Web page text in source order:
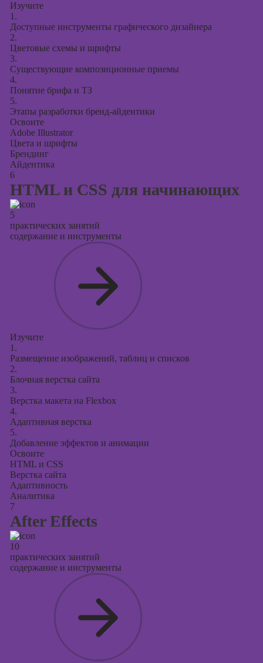
Изучите
1.
Доступные инструменты графического дизайнера
2.
Цветовые схемы и шрифты
3.
Существующие композиционные приемы
4.
Понятие брифа и ТЗ
5.
Этапы разработки бренд-айдентики
Освоите
Adobe Illustrator
Цвета и шрифты
Брендинг
Айдентика
6
HTML и CSS для начинающих
5
практических занятий
содержание и инструменты
Изучите
1.
Размещение изображений, таблиц и списков
2.
Блочная верстка сайта
3.
Верстка макета на Flexbox
4.
Адаптивная верстка
5.
Добавление эффектов и анимации
Освоите
HTML и CSS
Верстка сайта
Адаптивность
Аналитика
7
After Effects
10
практических занятий
содержание и инструменты